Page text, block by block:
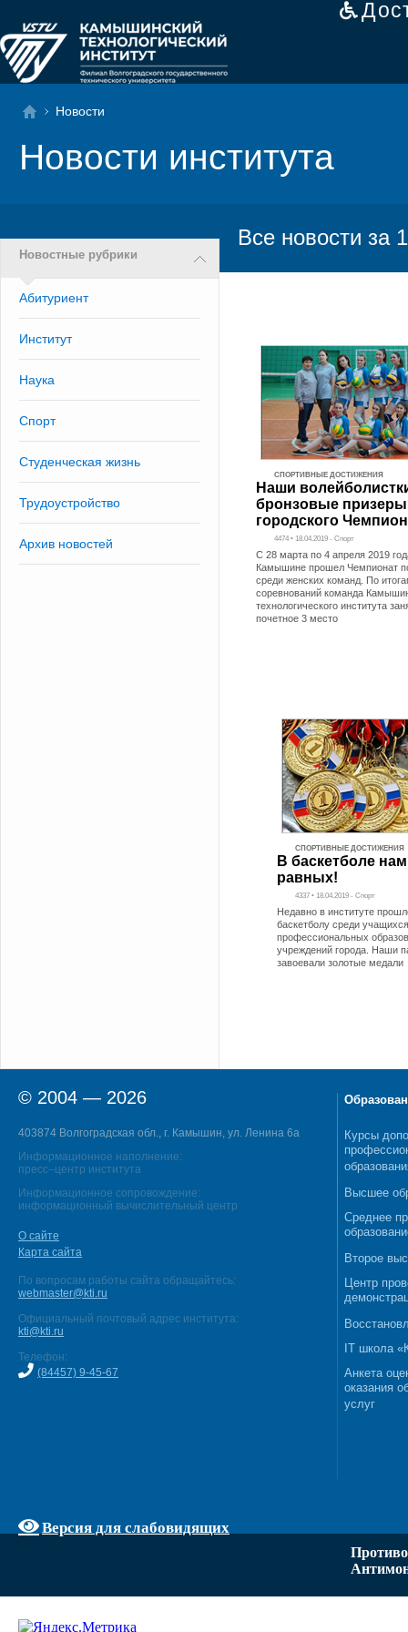
Новости
Новости института
Новостные рубрики
Абитуриент
Институт
Наука
Спорт
Студенческая жизнь
Трудоустройство
Архив новостей
Все новости за
СПОРТИВНЫЕ ДОСТИЖЕНИЯ
Наши
бронзовые призеры
городского
4474 • 18.04.2019 - Спорт
С 28 марта по 4 апреля 2019
Камышине прошел Чемпионат
среди женских команд. По
соревнований команда
технологического института
почетное 3 место
СПОРТИВНЫЕ ДОСТИЖЕНИЯ
В баскетболе
равных!
4337 • 18.04.2019 - Спорт
Недавно в институте
баскетболу среди
профессиональных
учреждений города. Наши
завоевали золотые медали
© 2004 — 2026
403874 Волгоградская обл., г. Камышин, ул. Ленина 6а
Информационное наполнение:
пресс–центр института
Информационное сопровождение:
информационный вычислительный центр
О сайте
Карта сайта
По вопросам работы сайта обращайтесь:
webmaster@kti.ru
Официальный почтовый адрес института:
kti@kti.ru
Телефон:
(84457) 9-45-67
Версия для слабовидящих
Курсы
Высшее
Среднее
Второе
Центр
IT школа
Анкета
оказания
услуг